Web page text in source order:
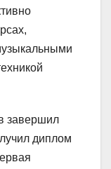
завершил
диплом